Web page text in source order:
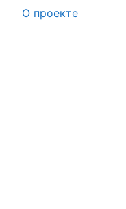
О проекте